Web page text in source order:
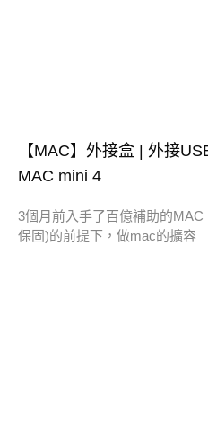
【MAC】外接盒 | 外接
MAC mini 4
3個月前入手了百億補助的
保固)的前提下，做mac的擴容